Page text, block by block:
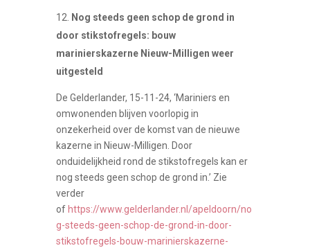
Nog steeds geen schop de grond in
door stikstofregels: bouw
marinierskazerne Nieuw-Milligen weer
uitgesteld
De Gelderlander, 15-11-24, ‘Mariniers en
omwonenden blijven voorlopig in
onzekerheid over de komst van de nieuwe
kazerne in Nieuw-Milligen. Door
onduidelijkheid rond de stikstofregels kan er
nog steeds geen schop de grond in.’ Zie
verder
of https://www.gelderlander.nl/apeldoorn/no
g-steeds-geen-schop-de-grond-in-door-
stikstofregels-bouw-marinierskazerne-